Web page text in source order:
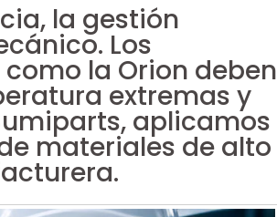
la gestión
Los
la Orion deben
extremas y
aplicamos
materiales de alto